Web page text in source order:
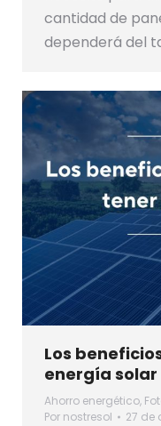
cantidad de
dependerá del
Los
energía solar
Ahorro energético,
Por nostresol 27 de